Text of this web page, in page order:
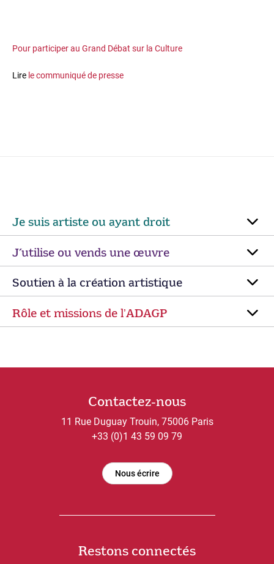
Pour participer au Grand Débat sur la Culture
Lire le communiqué de presse
Je suis artiste ou ayant droit
J’utilise ou vends une œuvre
Soutien à la création artistique
Rôle et missions de lʼADAGP
Contactez-nous
11 Rue Duguay Trouin, 75006 Paris
+33 (0)1 43 59 09 79
Nous écrire
Restons connectés